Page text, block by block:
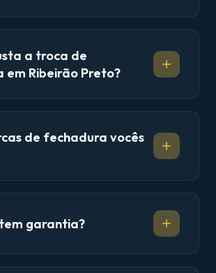
a troca de
em Ribeirão Preto?
de fechadura vocês
garantia?